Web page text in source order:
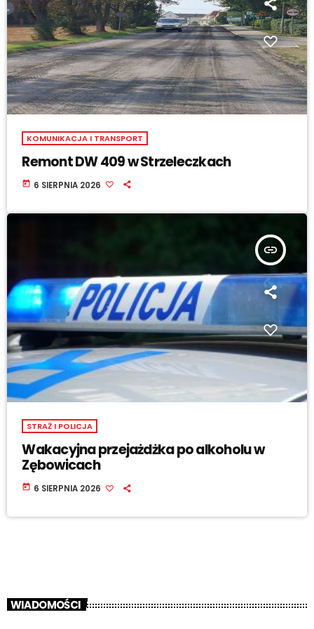
KOMUNIKACJA I TRANSPORT
Remont DW 409 w Strzeleczkach
today 6 SIERPNIA 2026
insert_link
STRAŻ I POLICJA
Wakacyjna przejażdżka po alkoholu w
Zębowicach
today 6 SIERPNIA 2026
WIADOMOŚCI